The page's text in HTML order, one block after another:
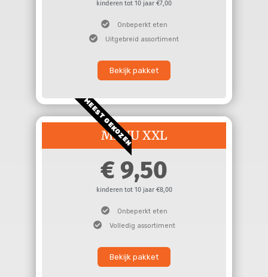
kinderen tot 10 jaar €7,00
Onbeperkt eten
Uitgebreid assortiment
Bekijk pakket
MEEST GEKOZEN
MENU XXL
9,50
kinderen tot 10 jaar €8,00
Onbeperkt eten
Volledig assortiment
Bekijk pakket